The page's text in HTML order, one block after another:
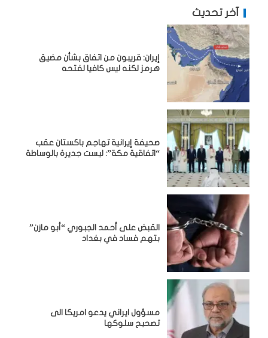
آخر تحديث
إيران: قريبون من اتفاق بشأن مضيق
هرمز لكنه ليس كافيا لفتحه
صحيفة إيرانية تهاجم باكستان عقب
“اتفاقية مكة”: ليست جديرة بالوساطة
القبض على أحمد الجبوري “أبو مازن”
بتهم فساد في بغداد
مسؤول ايراني يدعو امريكا الى
تصحيح سلوكها